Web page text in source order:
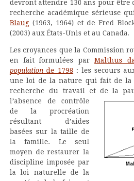
devront attendre 130 ans pour être
recherche académique sérieuse
Blaug (1963, 1964) et de Fred
(2003) aux États-Unis et au Canada.
Les croyances que la Commission
en fait formulées parMalthus
population de 1798 : les secours
une loi de la nature qui fait de la
recherche du travail et de la
l’absence de contrôle
de la procréation
résultant d’aides
basées sur la taille de
la famille. Le seul
moyen de restaurer la
discipline imposée par
la loi naturelle de la